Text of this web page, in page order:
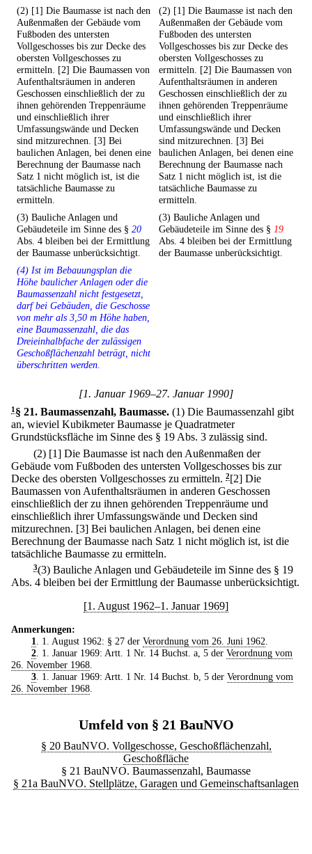
(2) [1] Die Baumasse ist nach den
Außenmaßen der Gebäude vom
Fußboden des untersten
Vollgeschosses bis zur Decke des
obersten Vollgeschosses zu
ermitteln. [2] Die Baumassen von
Aufenthaltsräumen in anderen
Geschossen einschließlich der zu
ihnen gehörenden Treppenräume
und einschließlich ihrer
Umfassungswände und Decken
sind mitzurechnen. [3] Bei
baulichen Anlagen, bei denen eine
Berechnung der Baumasse nach
Satz 1 nicht möglich ist, ist die
tatsächliche Baumasse zu
ermitteln.
(2) [1] Die Baumasse ist nach den
Außenmaßen der Gebäude vom
Fußboden des untersten
Vollgeschosses bis zur Decke des
obersten Vollgeschosses zu
ermitteln. [2] Die Baumassen von
Aufenthaltsräumen in anderen
Geschossen einschließlich der zu
ihnen gehörenden Treppenräume
und einschließlich ihrer
Umfassungswände und Decken
sind mitzurechnen. [3] Bei
baulichen Anlagen, bei denen eine
Berechnung der Baumasse nach
Satz 1 nicht möglich ist, ist die
tatsächliche Baumasse zu
ermitteln.
(3) Bauliche Anlagen und
Gebäudeteile im Sinne des § 20
Abs. 4 bleiben bei der Ermittlung
der Baumasse unberücksichtigt.
(3) Bauliche Anlagen und
Gebäudeteile im Sinne des § 19
Abs. 4 bleiben bei der Ermittlung
der Baumasse unberücksichtigt.
(4) Ist im Bebauungsplan die
Höhe baulicher Anlagen oder die
Baumassenzahl nicht festgesetzt,
darf bei Gebäuden, die Geschosse
von mehr als 3,50 m Höhe haben,
eine Baumassenzahl, die das
Dreieinhalbfache der zulässigen
Geschoßflächenzahl beträgt, nicht
überschritten werden.
[1. Januar 1969–27. Januar 1990]
1§ 21. Baumassenzahl, Baumasse. (1) Die Baumassenzahl gibt
an, wieviel Kubikmeter Baumasse je Quadratmeter
Grundstücksfläche im Sinne des § 19 Abs. 3 zulässig sind.
(2) [1] Die Baumasse ist nach den Außenmaßen der
Gebäude vom Fußboden des untersten Vollgeschosses bis zur
Decke des obersten Vollgeschosses zu ermitteln. 2[2] Die
Baumassen von Aufenthaltsräumen in anderen Geschossen
einschließlich der zu ihnen gehörenden Treppenräume und
einschließlich ihrer Umfassungswände und Decken sind
mitzurechnen. [3] Bei baulichen Anlagen, bei denen eine
Berechnung der Baumasse nach Satz 1 nicht möglich ist, ist die
tatsächliche Baumasse zu ermitteln.
3(3) Bauliche Anlagen und Gebäudeteile im Sinne des § 19
Abs. 4 bleiben bei der Ermittlung der Baumasse unberücksichtigt.
[1. August 1962–1. Januar 1969]
Anmerkungen:
1
. 1. August 1962: § 27 der Verordnung vom 26. Juni 1962
2. 1. Januar 1969: Artt. 1 Nr. 14 Buchst. a, 5 der Verordnung vom
26. November 1968
3. 1. Januar 1969: Artt. 1 Nr. 14 Buchst. b, 5 der Verordnung vom
26. November 1968
Umfeld von § 21 BauNVO
§ 20 BauNVO. Vollgeschosse, Geschoßflächenzahl,
Geschoßfläche
§ 21 BauNVO. Baumassenzahl, Baumasse
§ 21a BauNVO. Stellplätze, Garagen und Gemeinschaftsanlagen